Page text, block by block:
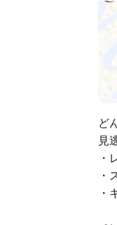
ど
見
・
・
・